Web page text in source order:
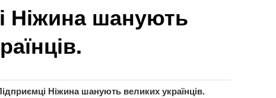
Ніжина шанують
Ніжина шанують великих українців.